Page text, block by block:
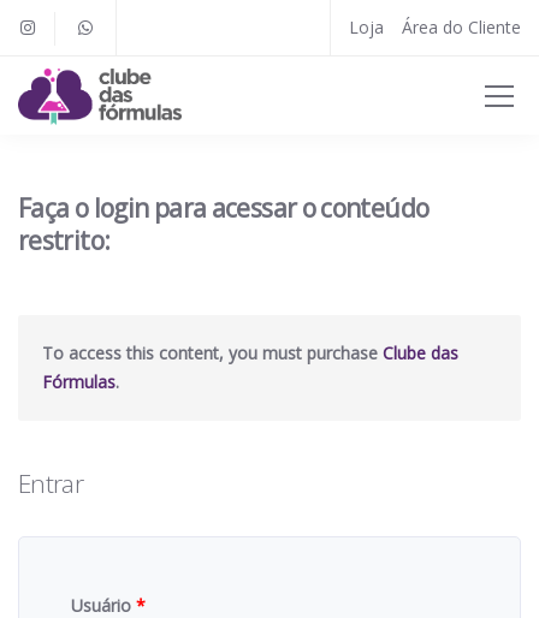
Loja Área do Cliente
Faça o login para acessar o conteúdo
restrito:
To access this content, you must purchase Clube das
Fórmulas.
Entrar
Usuário *